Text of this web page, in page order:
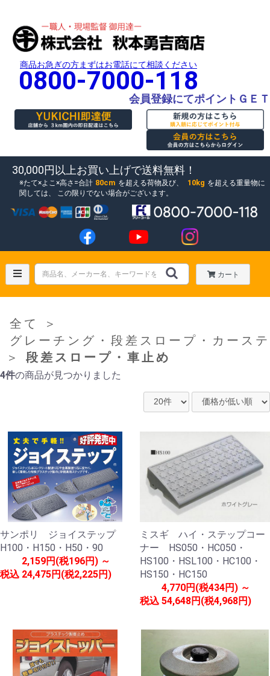
商品お急ぎの方まずはお電話にて相談ください
0800-7000-118
会員登録にてポイントＧＥＴ
30,000円以上お買い上げで送料無料！
たて×よこ×高さ=合計 80cm を超える荷物及び、 10kg を超える重量物に
関しては、
この限りでない場合がございます。
カート
全て
＞
グレーチング・段差スロープ・カース
＞
段差スロープ・車止め
4件の商品が見つかりました
サンポリ ジョイステップ
H100・H150・H50・90
税込
2,159円(税196円) ～
24,475円(税2,225円)
ミスギ ハイ・ステップコー
ナー HS050・HC050・
HS100・HSL100・HC100・
HS150・HC150
税込
4,770円(税434円) ～
54,648円(税4,968円)